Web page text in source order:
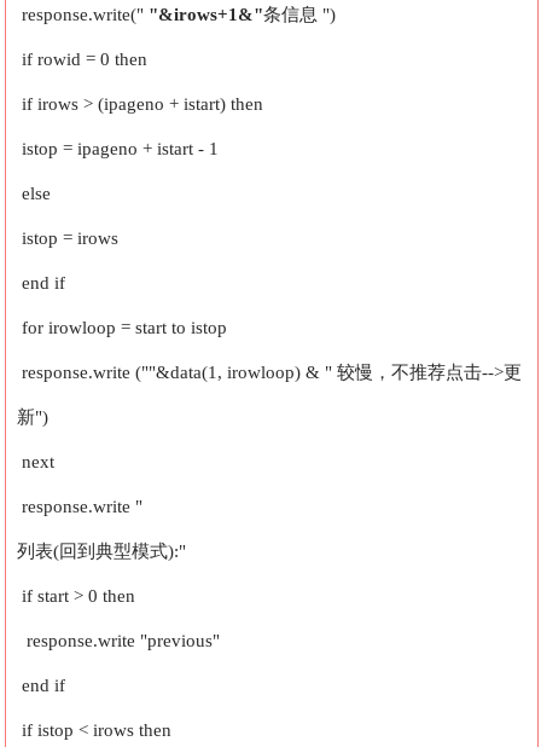
response.write(" "&irows+1&"条信息 ")
if rowid = 0 then
if irows > (ipageno + istart) then
istop = ipageno + istart - 1
else
istop = irows
end if
for irowloop = start to istop
response.write (""&data(1, irowloop) & " 较慢，不推荐点击-->更
新")
next
response.write "
列表(回到典型模式):"
if start > 0 then
response.write "previous"
end if
if istop < irows then